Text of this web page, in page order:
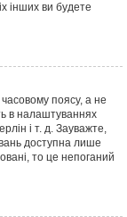
інших ви будете
поясу, а не
в налаштуваннях
і т. д. Зауважте,
доступна лише
то це непоганий